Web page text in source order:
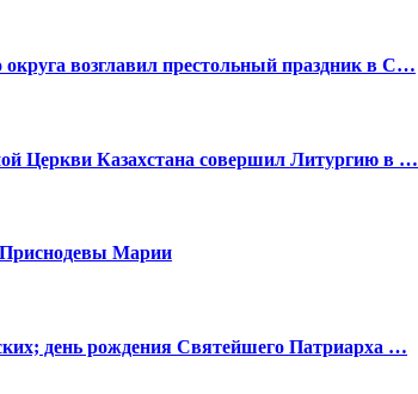
возглавил престольный праздник в С…
Церкви Казахстана совершил Литургию в …
Марии
день рождения Святейшего Патриарха …